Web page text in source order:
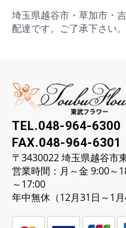
埼玉県越谷市・草加市・
配達です。ご了承下さい。
TEL.048-964-6300
FAX.048-964-6301
〒3430022 埼玉県越谷市
営業時間：月～金 9:00～
～17:00
年中無休（12月31日～1月